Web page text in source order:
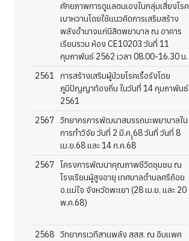
ศักยภาพการดูแลตนเองในกลุ่มเสี่ยงโรค
เบาหวานโดยใช้แนวคิดการเสริมสร้าง
พลังอำนาจแก่นิสิตพยาบาล ณ อาคาร
เรียนรวม ห้อง CE10203 วันที่ 11
กุมภาพันธ์ 2562 เวลา 08.00-16.30 น.
2561
การสร้างเสริมผู้ป่วยโรคเรื้อรังโดย
ภูมิปัญญาท้องถิ่น ในวันที่ 14 กุมภาพันธ์
2561
2567 วิทยากรการพัฒนาสมรรถนะพยาบาลใน
การทำวิจัย วันที่ 2 มี.ค.ุุ68 วันที่ วันที่ 8
เม.ย.68 และ 14 ก.ค.68
2567 โครงการพัฒนาคุณภาพชีวิตชุมชน ณ
โรงเรียนผู้สูงอายุ เทศบาลตำบลศรีถ้อย
อ.แม่ใจ จังหวัดพะเยา (28 เม.ย. และ 20
พ.ค.68)
2568 วิทยากรเวทีสานพลัง สสส. ณ อิมแพค